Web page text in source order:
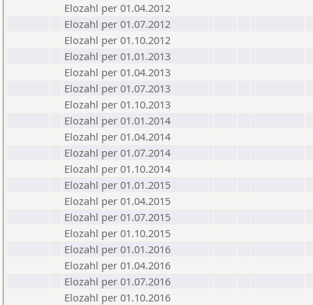
Elozahl per 01.04.2012
Elozahl per 01.07.2012
Elozahl per 01.10.2012
Elozahl per 01.01.2013
Elozahl per 01.04.2013
Elozahl per 01.07.2013
Elozahl per 01.10.2013
Elozahl per 01.01.2014
Elozahl per 01.04.2014
Elozahl per 01.07.2014
Elozahl per 01.10.2014
Elozahl per 01.01.2015
Elozahl per 01.04.2015
Elozahl per 01.07.2015
Elozahl per 01.10.2015
Elozahl per 01.01.2016
Elozahl per 01.04.2016
Elozahl per 01.07.2016
Elozahl per 01.10.2016